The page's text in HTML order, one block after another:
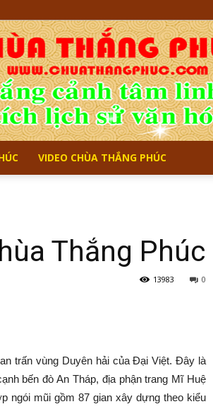
VIDEO CHÙA THẮNG PHÚC
Thắng Phúc
0
13983
trấn vùng Duyên hải của Đại Việt. Đây là
bến đò An Tháp, địa phận trang Mĩ Huệ
ngói mũi gồm 87 gian xây dựng theo kiểu